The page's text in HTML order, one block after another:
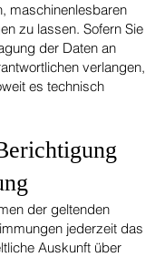
maschinenlesbaren
zu lassen. Sofern Sie
der Daten an
verlangen,
es technisch
der geltenden
jederzeit das
Auskunft über